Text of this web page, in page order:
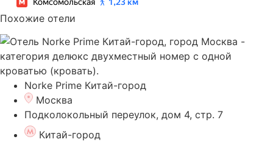
Похожие отели
Norke Prime Китай-город
Москва
Подколокольный переулок, дом 4, стр. 7
Китай-город